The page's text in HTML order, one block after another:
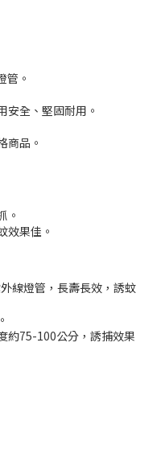
管。
安全、堅固耐用。
商品。
。
效果佳。
線燈管，長壽長效，誘蚊
約75-100公分，誘捕效果